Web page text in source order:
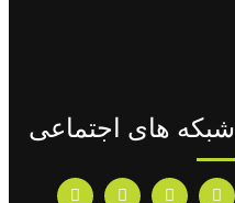
شبکه های اجتماعی